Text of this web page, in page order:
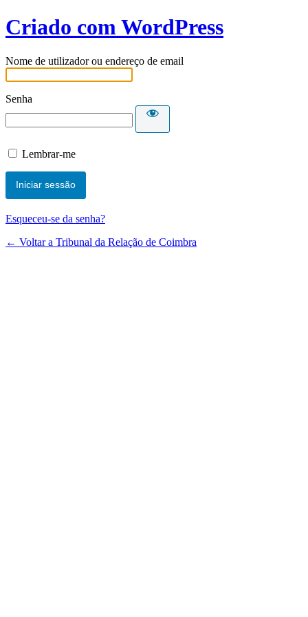
Criado com WordPress
Nome de utilizador ou endereço de email
Senha
Lembrar-me
Esqueceu-se da senha?
← Voltar a Tribunal da Relação de Coimbra